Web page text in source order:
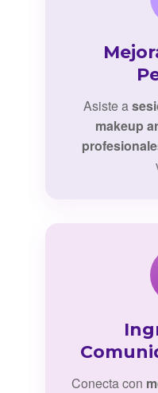
Asiste a
makeup
Conecta con